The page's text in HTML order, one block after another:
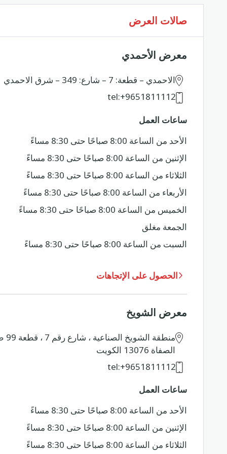
en
ar
صالات العرض
معرض الأحمدي
الاحمدي – قطعة: 7 – شارع: 349 – شرق الاحمدي
tel:+9651811112
ساعات العمل
الأحد من الساعة 8:00 صباحًا حتى 8:30 مساءً
الإثنين من الساعة 8:00 صباحًا حتى 8:30 مساءً
الثلاثاء من الساعة 8:00 صباحًا حتى 8:30 مساءً
الأربعاء من الساعة 8:00 صباحًا حتى 8:30 مساءً
الخميس من الساعة 8:00 صباحًا حتى 8:30 مساءً
الجمعة مغلق
السبت من الساعة 8:00 صباحًا حتى 8:30 مساءً
الحصول على الإتجاهات
معرض الشويخ
الصفاة 13076 الكويت
tel:+9651811112
ساعات العمل
الأحد من الساعة 8:00 صباحًا حتى 8:30 مساءً
الإثنين من الساعة 8:00 صباحًا حتى 8:30 مساءً
الثلاثاء من الساعة 8:00 صباحًا حتى 8:30 مساءً